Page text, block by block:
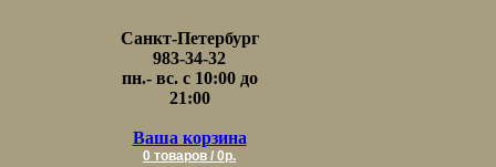
Санкт-Петербург
983-34-32
пн.- вс. с 10:00 до
21:00
Ваша корзина
0 товаров / 0р.